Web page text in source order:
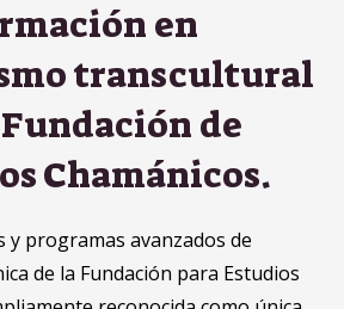
en
transcultural
de
Chamánicos.
y programas avanzados de
de la Fundación para Estudios